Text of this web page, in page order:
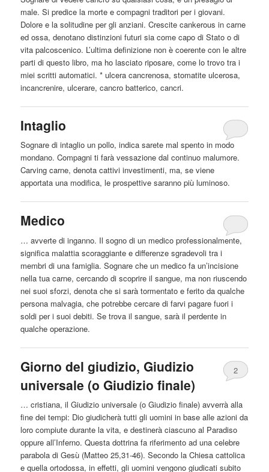
male. Si predice la morte e compagni traditori per i giovani.
Dolore e la solitudine per gli anziani. Crescite cankerous incarne
ed ossa, denotano distinzioni futuri sia come capo di Stato o di
vita palcoscenico. L’ultima definizione non è coerente con le altre
parti di questo libro, ma ho lasciato riposare, come lo trovo tra i
miei scritti automatici. * ulcera cancrenosa, stomatite ulcerosa,
incancrenire, ulcerare, cancro batterico, cancri.
Intaglio
Sognare di intaglio un pollo, indica sarete mal spento in modo
mondano. Compagni ti farà vessazione dal continuo malumore.
Carvingcarne, denota cattivi investimenti, ma, se viene
apportata una modifica, le prospettive saranno più luminoso.
Medico
… avverte di inganno. Il sogno di un medico professionalmente,
significa malattia scoraggiante e differenze sgradevoli tra i
membri di una famiglia. Sognare che un medico fa un’incisione
nella tuacarne, cercando di scoprire il sangue, ma non riuscendo
nei suoi sforzi, denota che si sarà tormentato e ferito da qualche
persona malvagia, che potrebbe cercare di farvi pagare fuori i
soldi per i suoi debiti. Se trova il sangue, sarà il perdente in
qualche operazione.
Giorno del giudizio, Giudizio
universale (o Giudizio finale)
2
… cristiana, il Giudizio universale (o Giudizio finale) avverrà alla
fine dei tempi: Dio giudicherà tutti gli uomini in base alle azioni da
loro compiute durante la vita, e destinerà ciascunoal Paradiso
oppure all’Inferno. Questa dottrina fa riferimento ad una celebre
parabola di Gesù (Matteo 25,31-46). Secondo la Chiesa cattolica
e quella ortodossa, in effetti, gli uomini vengono giudicati subito